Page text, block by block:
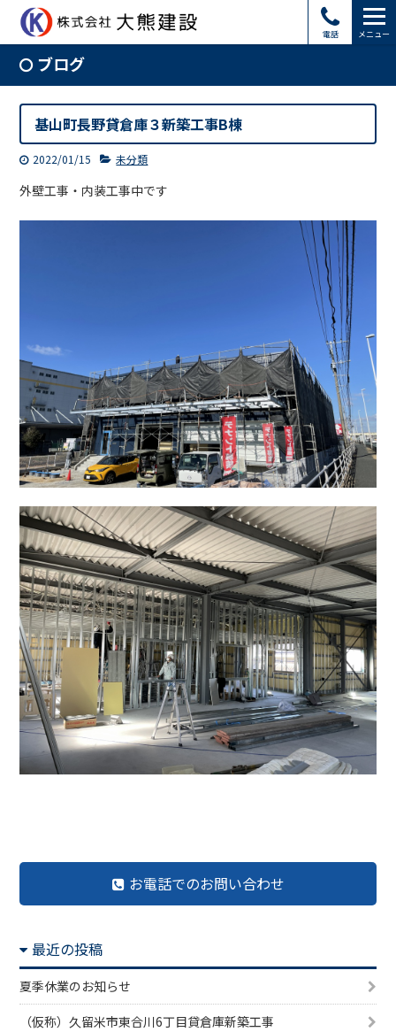
電話 メニュー
ブログ
基山町長野貸倉庫３新築工事B棟
2022/01/15 未分類
外壁工事・内装工事中です
お電話でのお問い合わせ
最近の投稿
夏季休業のお知らせ
（仮称）久留米市東合川6丁目貸倉庫新築工事